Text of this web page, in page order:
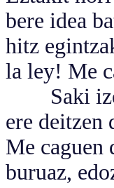
bere idea
hitz
la ley! Me
Saki
ere deitzen
Me caguen
buruaz,